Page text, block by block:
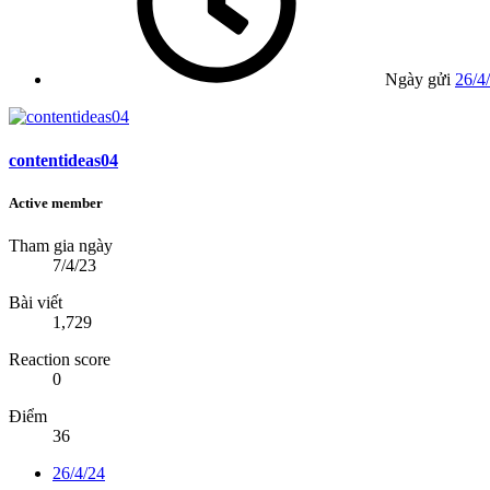
Ngày gửi 26/
contentideas04
Active member
Tham gia ngày
7/4/23
Bài viết
1,729
Reaction score
0
Điểm
36
26/4/24